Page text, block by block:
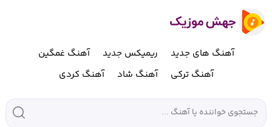
آهنگ های جدید ریمیکس جدید
آهنگ غمگین
آهنگ ترکی
آهنگ شاد آهنگ کردی